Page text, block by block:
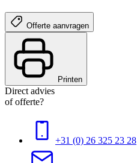
Offerte aanvragen
Printen
Direct advies
of offerte?
+31 (0) 26 325 23 28